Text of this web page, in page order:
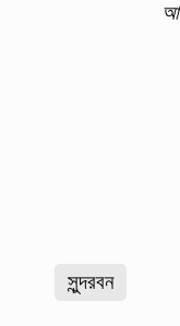
সুন্দরবন